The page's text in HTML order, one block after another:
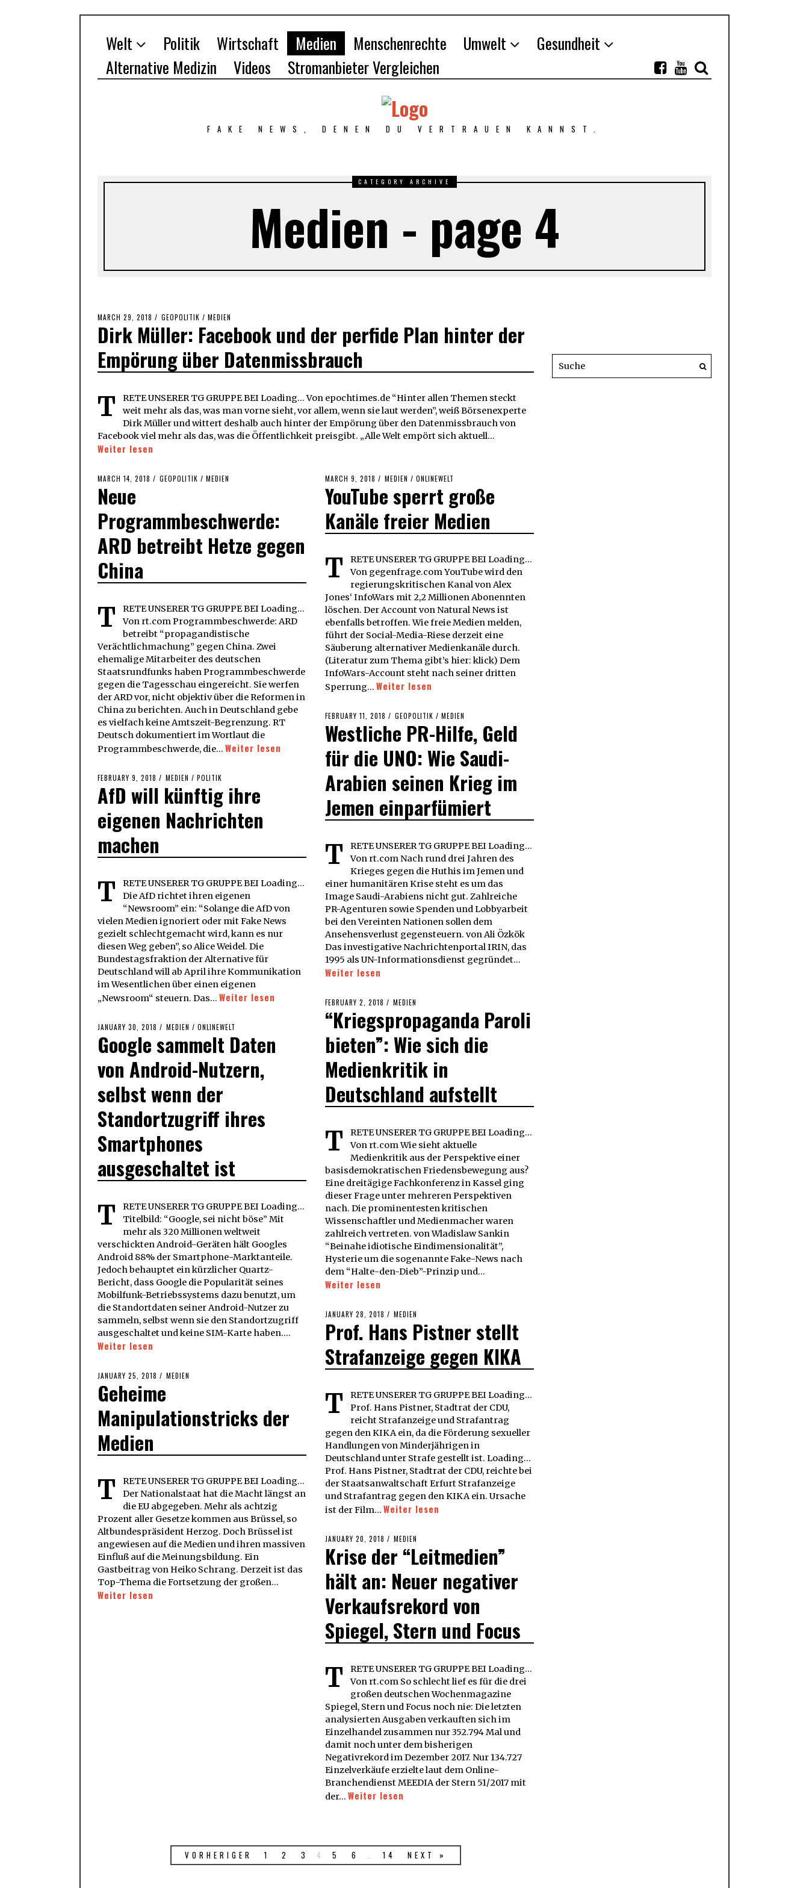
Welt Politik Wirtschaft Medien Menschenrechte Umwelt
Gesundheit
Alternative Medizin
Videos Stromanbieter Vergleichen
FAKE NEWS, DENEN DU VERTRAUEN KANNST.
CATEGORY ARCHIVE
Medien - page 4
POSTED
ON
MARCH 29, 2018 MARCH
29,
GEOPOLITIK / MEDIEN
Dirk Müller: Facebook und der perfide Plan hinter der
Empörung über Datenmissbrauch
T
RETE UNSERER TG GRUPPE BEI Loading... Von epochtimes.de “Hinter allen Themen steckt
weit mehr als das, was man vorne sieht, vor allem, wenn sie laut werden”, weiß Börsenexperte
Dirk Müller und wittert deshalb auch hinter der Empörung über den Datenmissbrauch von
Facebook viel mehr als das, was die Öffentlichkeit preisgibt. „Alle Welt empört sich aktuell…
Weiter lesen
POSTED
ON
MARCH 14, 2018 MARCH
GEOPOLITIK / MEDIEN
Neue
Programmbeschwerde:
ARD betreibt Hetze gegen
China
T
RETE UNSERER TG GRUPPE BEI Loading...
Von rt.com Programmbeschwerde: ARD
betreibt “propagandistische
Verächtlichmachung” gegen China. Zwei
ehemalige Mitarbeiter des deutschen
Staatsrundfunks haben Programmbeschwerde
gegen die Tagesschau eingereicht. Sie werfen
der ARD vor, nicht objektiv über die Reformen in
China zu berichten. Auch in Deutschland gebe
es vielfach keine Amtszeit-Begrenzung. RT
Deutsch dokumentiert im Wortlaut die
Programmbeschwerde, die… Weiter lesen
POSTED
ON
MARCH 9, 2018 MARCH
2018
MEDIEN / ONLINEWELT
YouTube sperrt große
Kanäle freier Medien
T
RETE UNSERER TG GRUPPE BEI Loading...
Von gegenfrage.com YouTube wird den
regierungskritischen Kanal von Alex
Jones‘ InfoWars mit 2,2 Millionen Abonennten
löschen. Der Account von Natural News ist
ebenfalls betroffen. Wie freie Medien melden,
führt der Social-Media-Riese derzeit eine
Säuberung alternativer Medienkanäle durch.
(Literatur zum Thema gibt’s hier: klick) Dem
InfoWars-Account steht nach seiner dritten
Sperrung… Weiter lesen
POSTED
ON
FEBRUARY 11, 2018 FEBRUARY
11,
2018
GEOPOLITIK / MEDIEN
Westliche PR-Hilfe, Geld
für die UNO: Wie Saudi-
Arabien seinen Krieg im
Jemen einparfümiert
T
RETE UNSERER TG GRUPPE BEI Loading...
Von rt.com Nach rund drei Jahren des
Krieges gegen die Huthis im Jemen und
einer humanitären Krise steht es um das
Image Saudi-Arabiens nicht gut. Zahlreiche
PR-Agenturen sowie Spenden und Lobbyarbeit
bei den Vereinten Nationen sollen dem
Ansehensverlust gegensteuern. von Ali Özkök
Das investigative Nachrichtenportal IRIN, das
1995 als UN-Informationsdienst gegründet…
Weiter lesen
POSTED
ON
FEBRUARY 9, 2018 FEBRUARY
9,
2018
MEDIEN / POLITIK
AfD will künftig ihre
eigenen Nachrichten
machen
T
RETE UNSERER TG GRUPPE BEI Loading...
Die AfD richtet ihren eigenen
“Newsroom” ein: “Solange die AfD von
vielen Medien ignoriert oder mit Fake News
gezielt schlechtgemacht wird, kann es nur
diesen Weg geben”, so Alice Weidel. Die
Bundestagsfraktion der Alternative für
Deutschland will ab April ihre Kommunikation
im Wesentlichen über einen eigenen
„Newsroom“ steuern. Das… Weiter lesen
POSTED
ON
FEBRUARY 2, 2018 MEDIEN
“Kriegspropaganda Paroli
bieten”: Wie sich die
Medienkritik in
Deutschland aufstellt
T
RETE UNSERER TG GRUPPE BEI Loading...
Von rt.com Wie sieht aktuelle
Medienkritik aus der Perspektive einer
basisdemokratischen Friedensbewegung aus?
Eine dreitägige Fachkonferenz in Kassel ging
dieser Frage unter mehreren Perspektiven
nach. Die prominentesten kritischen
Wissenschaftler und Medienmacher waren
zahlreich vertreten. von Wladislaw Sankin
“Beinahe idiotische Eindimensionalität”,
Hysterie um die sogenannte Fake-News nach
dem “Halte-den-Dieb”-Prinzip und…
Weiter lesen
POSTED
ON
JANUARY 30, 2018 JANUARY
2018
MEDIEN / ONLINEWELT
Google sammelt Daten
von Android-Nutzern,
selbst wenn der
Standortzugriff ihres
Smartphones
ausgeschaltet ist
T
RETE UNSERER TG GRUPPE BEI Loading...
Titelbild: “Google, sei nicht böse” Mit
mehr als 320 Millionen weltweit
verschickten Android-Geräten hält Googles
Android 88% der Smartphone-Marktanteile.
Jedoch behauptet ein kürzlicher Quartz-
Bericht, dass Google die Popularität seines
Mobilfunk-Betriebssystems dazu benutzt, um
die Standortdaten seiner Android-Nutzer zu
sammeln, selbst wenn sie den Standortzugriff
ausgeschaltet und keine SIM-Karte haben.…
Weiter lesen
POSTED
ON
JANUARY 28, 2018 MEDIEN
Prof. Hans Pistner stellt
Strafanzeige gegen KIKA
T
RETE UNSERER TG GRUPPE BEI Loading...
Prof. Hans Pistner, Stadtrat der CDU,
reicht Strafanzeige und Strafantrag
gegen den KIKA ein, da die Förderung sexueller
Handlungen von Minderjährigen in
Deutschland unter Strafe gestellt ist. Loading...
Prof. Hans Pistner, Stadtrat der CDU, reichte bei
der Staatsanwaltschaft Erfurt Strafanzeige
und Strafantrag gegen den KIKA ein. Ursache
ist der Film… Weiter lesen
POSTED
ON
JANUARY 25, 2018 JANUARY
2018
MEDIEN
Geheime
Manipulationstricks der
Medien
T
RETE UNSERER TG GRUPPE BEI Loading...
Der Nationalstaat hat die Macht längst an
die EU abgegeben. Mehr als achtzig
Prozent aller Gesetze kommen aus Brüssel, so
Altbundespräsident Herzog. Doch Brüssel ist
angewiesen auf die Medien und ihren massiven
Einfluß auf die Meinungsbildung. Ein
Gastbeitrag von Heiko Schrang. Derzeit ist das
Top-Thema die Fortsetzung der großen…
Weiter lesen
POSTED
ON
JANUARY 20, 2018 JANUARY
2018
MEDIEN
Krise der “Leitmedien”
hält an: Neuer negativer
Verkaufsrekord von
Spiegel, Stern und Focus
T
RETE UNSERER TG GRUPPE BEI Loading...
Von rt.com So schlecht lief es für die drei
großen deutschen Wochenmagazine
Spiegel, Stern und Focus noch nie: Die letzten
analysierten Ausgaben verkauften sich im
Einzelhandel zusammen nur 352.794 Mal und
damit noch unter dem bisherigen
Negativrekord im Dezember 2017. Nur 134.727
Einzelverkäufe erzielte laut dem Online-
Branchendienst MEEDIA der Stern 51/2017 mit
der… Weiter lesen
VORHERIGER 1 2 3 4 5 6 … 14 NEXT »